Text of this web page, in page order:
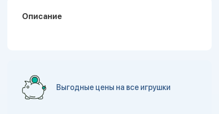
Описание
Выгодные цены на все игрушки